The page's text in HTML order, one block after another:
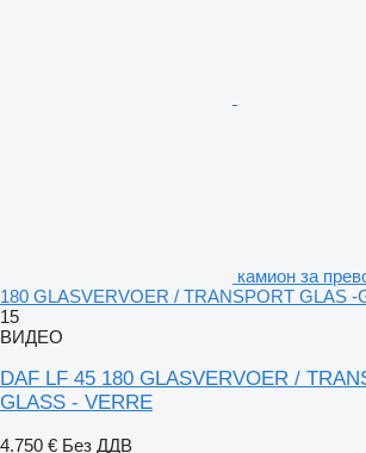
камион за
180 GLASVERVOER / TRANSPORT GLAS -
15
ВИДЕО
DAF LF 45 180 GLASVERVOER /
GLASS - VERRE
4.750 € Без ДДВ